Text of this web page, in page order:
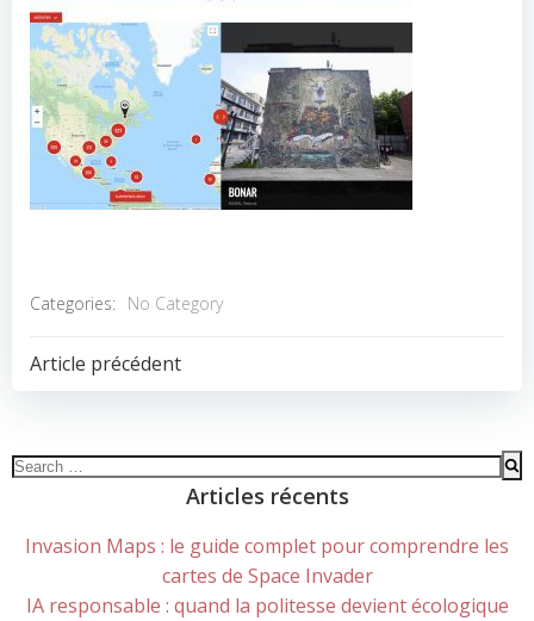
Categories: No Category
POST
Article précédent
Search
Articles récents
Invasion Maps : le guide complet pour comprendre les
cartes de Space Invader
IA responsable : quand la politesse devient écologique